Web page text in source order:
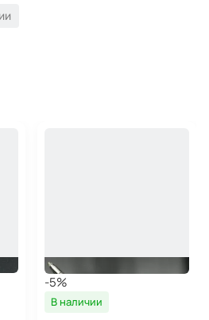
345000110
-5%
В наличии